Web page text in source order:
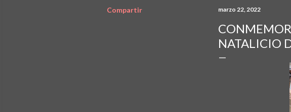
Compartir marzo 22, 2022
NATALICIO